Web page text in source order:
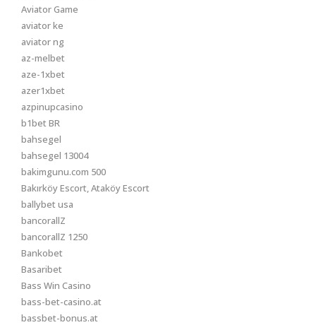
Aviator Game
aviator ke
aviator ng
az-melbet
aze-1xbet
azer1xbet
azpinupcasino
b1bet BR
bahsegel
bahsegel 13004
bakimgunu.com 500
Bakırköy Escort, Ataköy Escort
ballybet usa
bancorallZ
bancorallZ 1250
Bankobet
Basaribet
Bass Win Casino
bass-bet-casino.at
bassbet-bonus.at